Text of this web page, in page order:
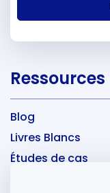
Ressources
Blog
Livres Blancs
Études de cas